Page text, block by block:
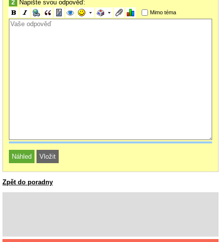
2 Napište svou odpověď:
Mimo téma
Zpět do poradny